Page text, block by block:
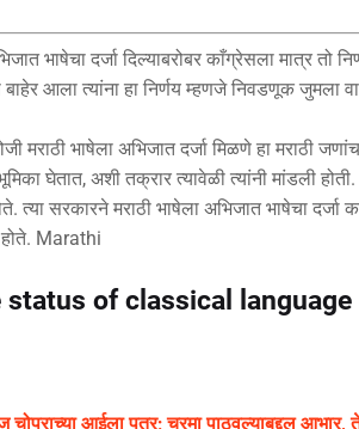
भाषेचा दर्जा दिल्याबरोबर काँग्रेसला मात्र तो
बाहेर आला त्यांना हा निर्णय म्हणजे निवडणूक जुमला
मराठी भाषेला अभिजात दर्जा मिळणे हा मराठी
घेतात, अशी तक्रार त्यावेळी त्यांनी मांडली
त्या सरकारने मराठी भाषेला अभिजात भाषेचा दर्जा
होते. Marathi
of classical language
आईला पत्र; चुरमा पाठवल्याबद्दल